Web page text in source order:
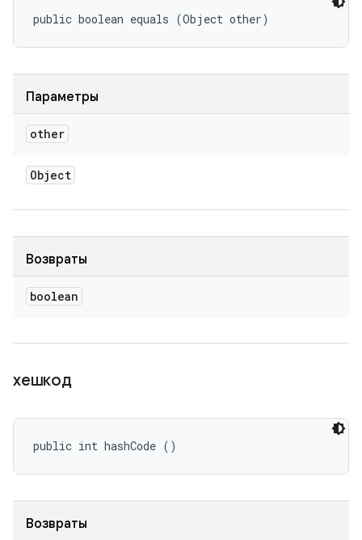
public boolean equals (Object other)
Параметры
other
Object
Возвраты
boolean
хешкод
public int hashCode ()
Возвраты